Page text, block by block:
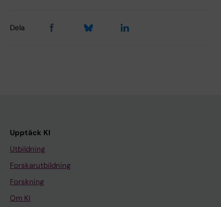
Dela
Upptäck KI
Utbildning
Forskarutbildning
Forskning
Om KI